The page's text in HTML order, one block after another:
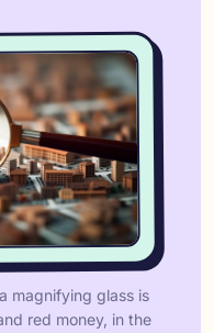
magnifying glass is
red money, in the